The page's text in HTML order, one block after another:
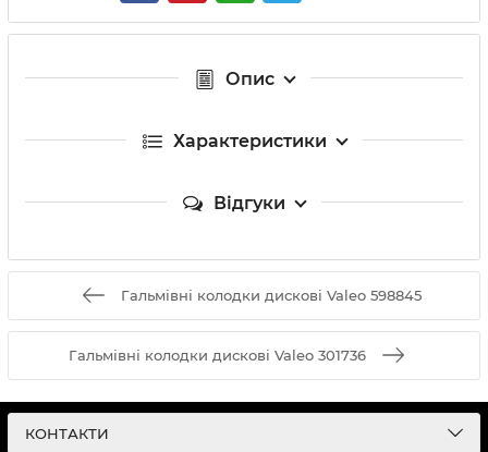
Опис
Характеристики
Відгуки
Гальмівні колодки дискові Valeo 598845
Гальмівні колодки дискові Valeo 301736
КОНТАКТИ